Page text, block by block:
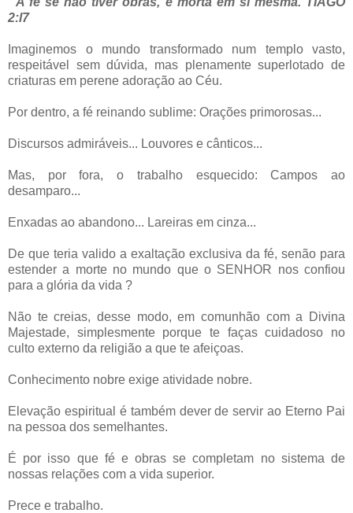
2:l7
Imaginemos o mundo transformado num templo vasto,
respeitável sem dúvida, mas plenamente superlotado de
criaturas em perene adoração ao Céu.
Por dentro, a fé reinando sublime: Orações primorosas...
Discursos admiráveis... Louvores e cânticos...
Mas, por fora, o trabalho esquecido: Campos ao
desamparo...
Enxadas ao abandono... Lareiras em cinza...
De que teria valido a exaltação exclusiva da fé, senão para
estender a morte no mundo que o SENHOR nos confiou
para a glória da vida ?
Não te creias, desse modo, em comunhão com a Divina
Majestade, simplesmente porque te faças cuidadoso no
culto externo da religião a que te afeiçoas.
Conhecimento nobre exige atividade nobre.
Elevação espiritual é também dever de servir ao Eterno Pai
na pessoa dos semelhantes.
É por isso que fé e obras se completam no sistema de
nossas relações com a vida superior.
Prece e trabalho.